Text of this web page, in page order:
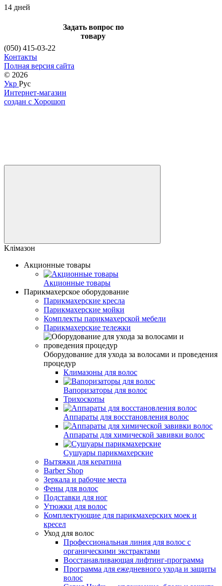
14 дней
Задать вопрос по
товару
(050) 415-03-22
Контакты
Полная версия сайта
© 2026
Укр Рус
Интернет-магазин
создан с Хорошоп
Клімазон
Акционные товары
Акционные товары
Парикмахерское оборудование
Парикмахерские кресла
Парикмахерские мойки
Комплекты парикмахерской мебели
Парикмахерские тележки
Оборудование для ухода за волосами и проведения
процедур
Климазоны для волос
Вапоризаторы для волос
Трихоскопы
Аппараты для восстановления волос
Аппараты для химической завивки волос
Сушуары парикмахерские
Вытяжки для кератина
Barber Shop
Зеркала и рабочие места
Фены для волос
Подставки для ног
Утюжки для волос
Комплектующие для парикмахерских моек и
кресел
Уход для волос
Профессиональная линия для волос с
органическими экстрактами
Восстанавливающая лифтинг-программа
Программа для ежедневного ухода и защиты
волос